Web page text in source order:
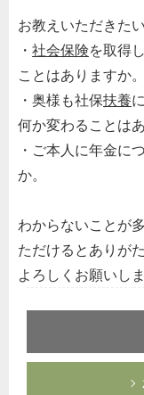
お教えいただきた
・ 社会保険を取得
ことはありますか。
・奥様も社保扶養
何か変わることは
・ご本人に年金に
か。
わからないことが
ただけるとありがた
よろしくお願いしま